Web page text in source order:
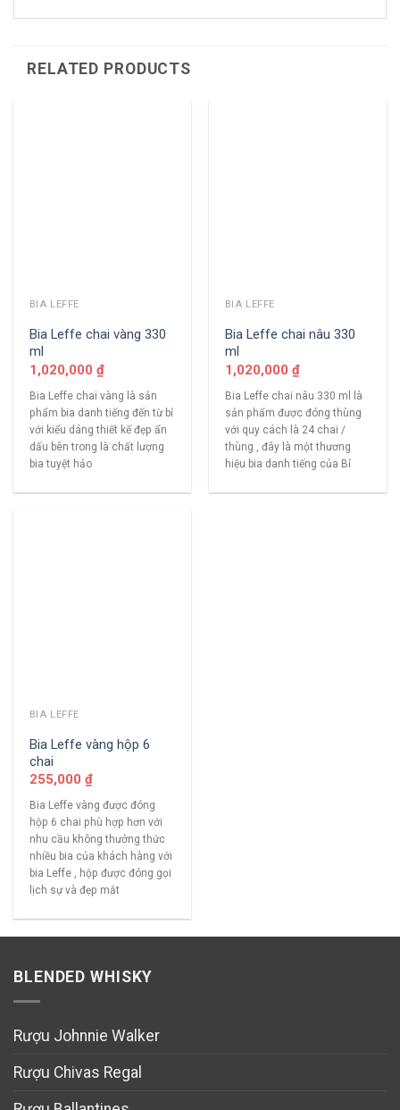
RELATED PRODUCTS
BIA LEFFE
Bia Leffe chai vàng 330
ml
1,020,000 ₫
Bia Leffe chai vàng là sản
phẩm bia danh tiếng đến từ bỉ
với kiểu dáng thiết kế đẹp ẩn
dấu bên trong là chất lượng
bia tuyệt hảo
BIA LEFFE
Bia Leffe chai nâu 330
ml
1,020,000 ₫
Bia Leffe chai nâu 330 ml là
sản phẩm được đóng thùng
với quy cách là 24 chai /
thùng , đây là một thương
hiệu bia danh tiếng của Bỉ
BIA LEFFE
Bia Leffe vàng hộp 6
chai
255,000 ₫
Bia Leffe vàng được đóng
hộp 6 chai phù hợp hơn với
nhu cầu không thưởng thức
nhiều bia của khách hàng với
bia Leffe , hộp được đóng gọi
lịch sự và đẹp mắt
BLENDED WHISKY
Rượu Johnnie Walker
Rượu Chivas Regal